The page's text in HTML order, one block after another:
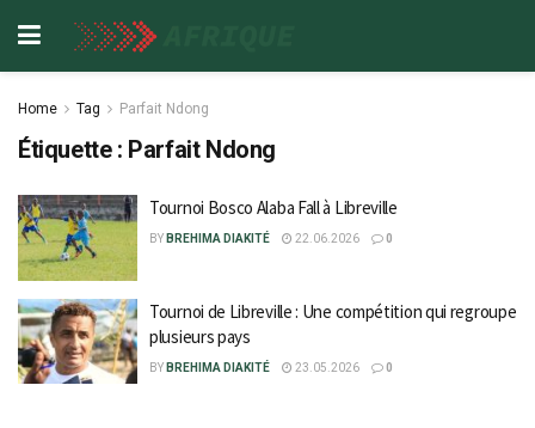
Home Tag Parfait Ndong
Étiquette : Parfait Ndong
Tournoi Bosco Alaba Fall à Libreville
BY BREHIMA DIAKITÉ 22.06.2026 0
Tournoi de Libreville : Une compétition qui regroupe
plusieurs pays
BY BREHIMA DIAKITÉ 23.05.2026 0